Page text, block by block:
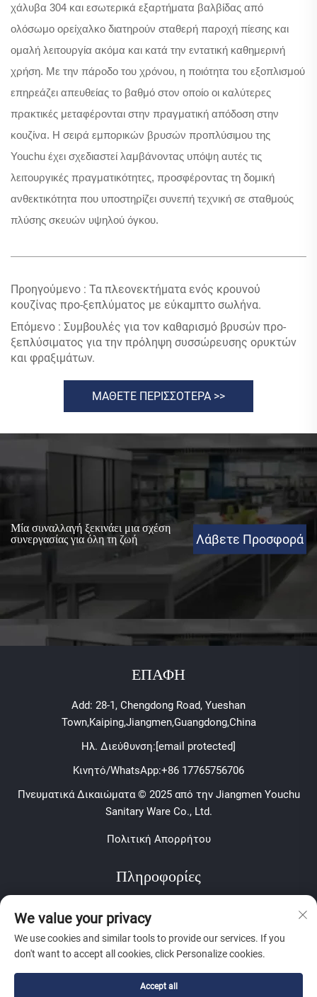
χάλυβα 304 και εσωτερικά εξαρτήματα βαλβίδας από
ολόσωμο ορείχαλκο διατηρούν σταθερή παροχή πίεσης και
ομαλή λειτουργία ακόμα και κατά την εντατική καθημερινή
χρήση. Με την πάροδο του χρόνου, η ποιότητα του εξοπλισμού
επηρεάζει απευθείας το βαθμό στον οποίο οι καλύτερες
πρακτικές μεταφέρονται στην πραγματική απόδοση στην
κουζίνα. Η σειρά εμπορικών βρυσών προπλύσιμου της
Youchu έχει σχεδιαστεί λαμβάνοντας υπόψη αυτές τις
λειτουργικές πραγματικότητες, προσφέροντας τη δομική
ανθεκτικότητα που υποστηρίζει συνεπή τεχνική σε σταθμούς
πλύσης σκευών υψηλού όγκου.
Προηγούμενο : Τα πλεονεκτήματα ενός κρουνού
κουζίνας προ-ξεπλύματος με εύκαμπτο σωλήνα.
Επόμενο : Συμβουλές για τον καθαρισμό βρυσών προ-
ξεπλύσιματος για την πρόληψη συσσώρευσης ορυκτών
και φραξιμάτων.
ΜΑΘΕΤΕ ΠΕΡΙΣΣΟΤΕΡΑ >>
Μία συναλλαγή ξεκινάει μια σχέση
συνεργασίας για όλη τη ζωή
Λάβετε Προσφορά
ΕΠΑΦΗ
Add: 28-1, Chengdong Road, Yueshan
Town,Kaiping,Jiangmen,Guangdong,China
Ηλ. Διεύθυνση:[email protected]
Κινητό/WhatsApp:+86 17765756706
Πνευματικά Δικαιώματα © 2025 από την Jiangmen Youchu
Sanitary Ware Co., Ltd.
Πολιτική Απορρήτου
Πληροφορίες
δελτίο μας
We value your privacy
We use cookies and similar tools to provide our services. If you
don't want to accept all cookies, click Personalize cookies.
Accept all